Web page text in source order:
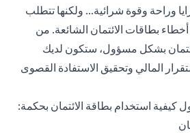
وراحة وقوة شرائية... ولكنها تتطلب
أخطاء بطاقات الائتمان الشائعة. من
بشكل مسؤول، ستكون لديك
المالي وتحقيق الاستفادة القصوى
استخدام بطاقة الائتمان بحكمة: